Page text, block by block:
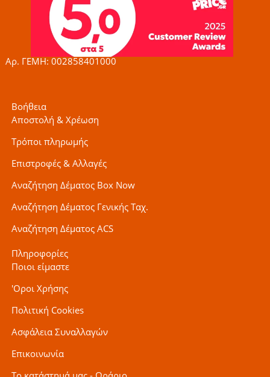
g
r
a
m
e
r
Αρ. ΓΕΜΗ: 002858401000
Βοήθεια
Αποστολή & Χρέωση
Τρόποι πληρωμής
Επιστροφές & Αλλαγές
Αναζήτηση Δέματος Box Now
Αναζήτηση Δέματος Γενικής Ταχ.
Αναζήτηση Δέματος ACS
Πληροφορίες
Ποιοι είμαστε
'Οροι Χρήσης
Πολιτική Cookies
Ασφάλεια Συναλλαγών
Επικοινωνία